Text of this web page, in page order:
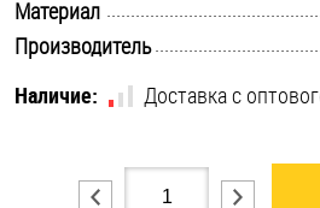
Хомуты
Шплинты
Материал
Производитель
Наличие:
Доставка с